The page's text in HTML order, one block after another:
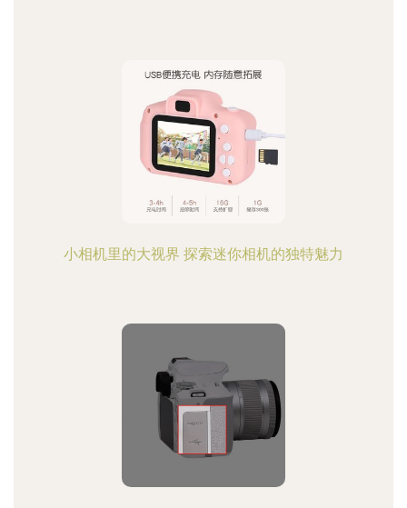
小相机里的大视界 探索迷你相机的独特魅力